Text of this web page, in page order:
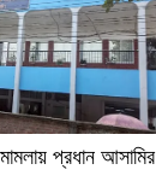
প্রধান আসামির